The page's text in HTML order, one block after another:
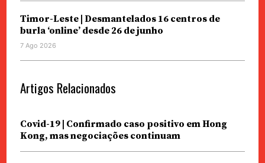
Timor-Leste | Desmantelados 16 centros de
burla ‘online’ desde 26 de junho
7 Ago 2026
Artigos Relacionados
Covid-19 | Confirmado caso positivo em Hong
Kong, mas negociações continuam